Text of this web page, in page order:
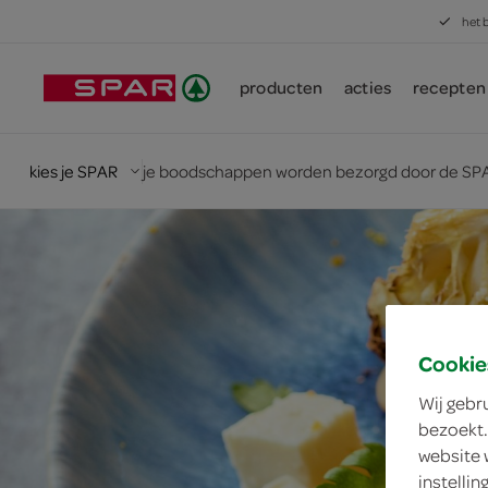
het
producten acties recepten
kies je SPAR je boodschappen worden bezorgd door de
Wij
website